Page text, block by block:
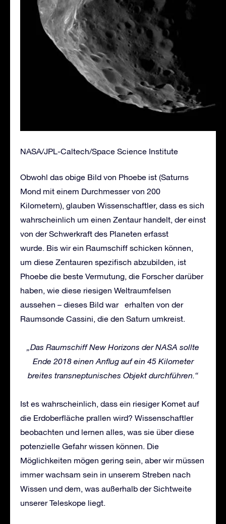
NASA/JPL-Caltech/Space Science Institute
Obwohl das obige Bild von Phoebe ist (Saturns
Mond mit einem Durchmesser von 200
Kilometern), glauben Wissenschaftler, dass es sich
wahrscheinlich um einen Zentaur handelt, der einst
von der Schwerkraft des Planeten erfasst
wurde. Bis wir ein Raumschiff schicken können,
um diese Zentauren spezifisch abzubilden, ist
Phoebe die beste Vermutung, die Forscher darüber
haben, wie diese riesigen Weltraumfelsen
aussehen – dieses Bild war erhalten von der
Raumsonde Cassini, die den Saturn umkreist.
„Das Raumschiff New Horizons der NASA sollte
Ende 2018 einen Anflug auf ein 45 Kilometer
breites transneptunisches Objekt durchführen.“
Ist es wahrscheinlich, dass ein riesiger Komet auf
die Erdoberfläche prallen wird? Wissenschaftler
beobachten und lernen alles, was sie über diese
potenzielle Gefahr wissen können. Die
Möglichkeiten mögen gering sein, aber wir müssen
immer wachsam sein in unserem Streben nach
Wissen und dem, was außerhalb der Sichtweite
unserer Teleskope liegt.